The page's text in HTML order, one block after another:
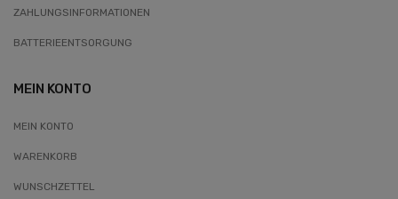
ZAHLUNGSINFORMATIONEN
BATTERIEENTSORGUNG
MEIN KONTO
MEIN KONTO
WARENKORB
WUNSCHZETTEL